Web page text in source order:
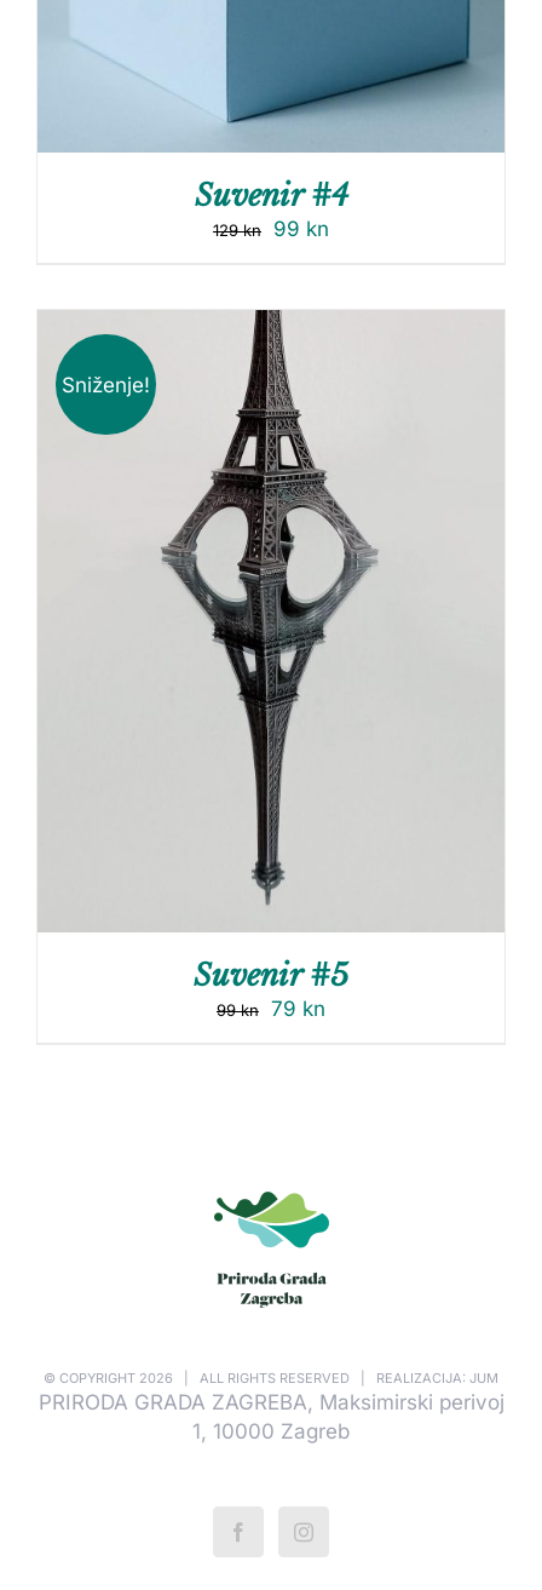
Suvenir #4
129kn 99 kn
Sniženje!
Suvenir #5
99kn 79 kn
© COPYRIGHT 2026 | ALL RIGHTS RESERVED | REALIZACIJA: JUM
PRIRODA GRADA ZAGREBA, Maksimirski perivoj
1, 10000 Zagreb